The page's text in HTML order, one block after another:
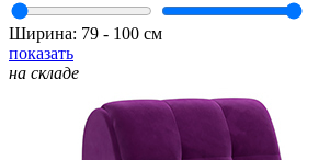
Ширина: 79 ‐ 100 см
показать
на складе